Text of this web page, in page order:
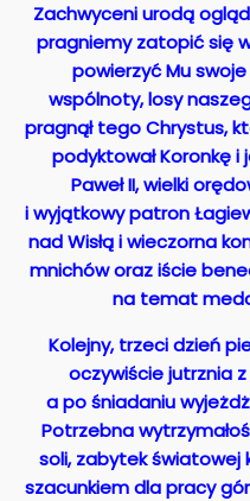
Zachwyceni urodą
pragniemy zatopić się
powierzyć Mu
wspólnoty, losy
pragnął tego Chrystus,
podyktował Koronkę i
Paweł II, wielki
i wyjątkowy patron
nad Wisłą i wieczorna
mnichów oraz iście
na temat
Kolejny, trzeci dzień
oczywiście jutrznia
a po śniadaniu
Potrzebna
soli, zabytek światowej
szacunkiem dla pracy